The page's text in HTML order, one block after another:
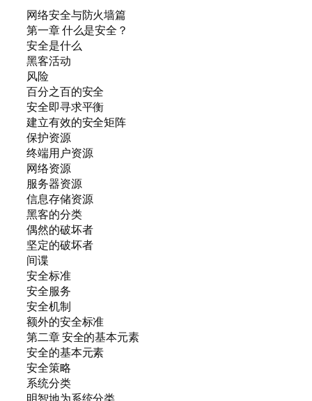
网络安全与防火墙篇
第一章 什么是安全？
安全是什么
黑客活动
风险
百分之百的安全
安全即寻求平衡
建立有效的安全矩阵
保护资源
终端用户资源
网络资源
服务器资源
信息存储资源
黑客的分类
偶然的破坏者
坚定的破坏者
间谍
安全标准
安全服务
安全机制
额外的安全标准
第二章 安全的基本元素
安全的基本元素
安全策略
系统分类